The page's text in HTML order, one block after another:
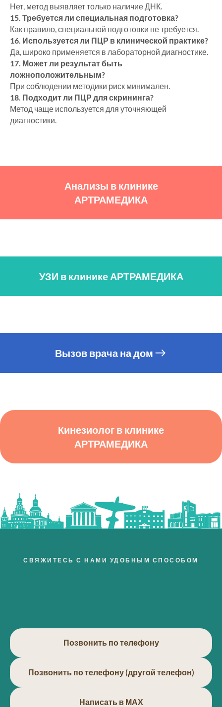
Нет, метод выявляет только наличие ДНК.
15. Требуется ли специальная подготовка?
Как правило, специальной подготовки не требуется.
16. Используется ли ПЦР в клинической практике?
Да, широко применяется в лабораторной диагностике.
17. Может ли результат быть
ложноположительным?
При соблюдении методики риск минимален.
18. Подходит ли ПЦР для скрининга?
Метод чаще используется для уточняющей
диагностики.
Анализы в клинике
АРТРАМЕДИКА
УЗИ в клинике АРТРАМЕДИКА
Вызов врача на дом
Кинезиолог в клинике
АРТРАМЕДИКА
СВЯЖИТЕСЬ С НАМИ УДОБНЫМ СПОСОБОМ
Позвонить по телефону
Позвонить по телефону (другой телефон)
Написать в МАХ